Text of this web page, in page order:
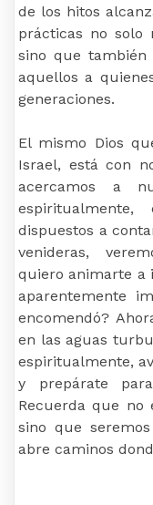
de los hitos
prácticas no solo
sino que
aquellos a
generaciones.
El mismo Dios
Israel, está con
acercamos a
dispuestos a
venideras,
quiero animarte a
aparentemente
encomendó?
en las aguas
espiritualmente,
y prepárate
Recuerda que no
sino que
abre caminos